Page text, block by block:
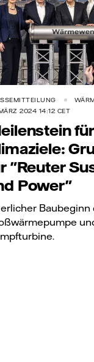
2024 14:12 CET
"Reuter
Power"